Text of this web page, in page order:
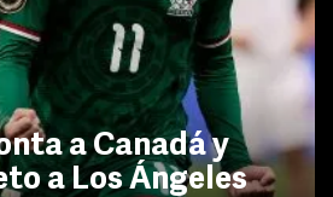
a Canadá y
a Los Ángeles